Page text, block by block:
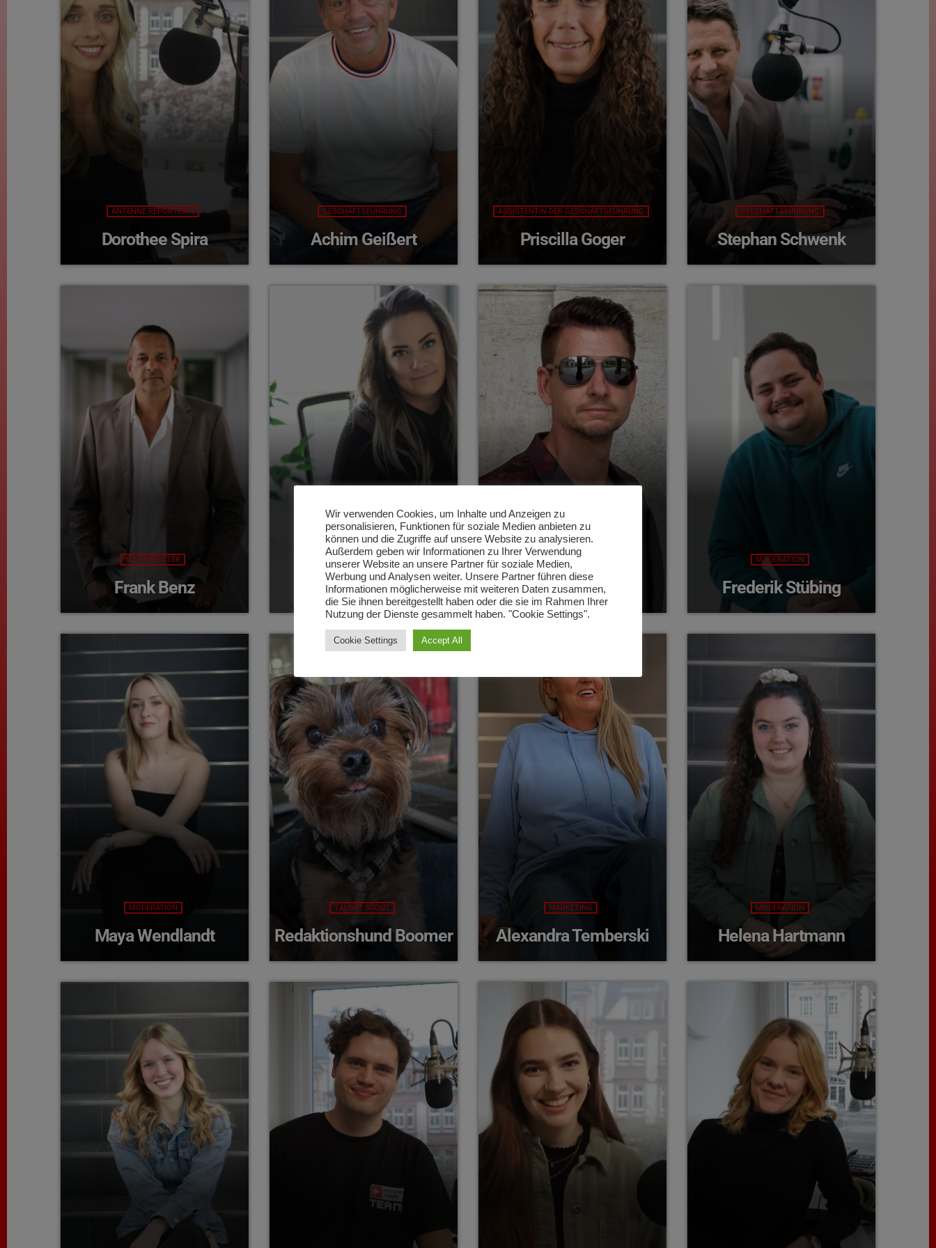
ANTENNE REPORTERIN
Dorothee Spira
GESCHÄFTSFÜHRUNG
Achim Geißert
ASSISTENTIN DER GESCHÄFTSFÜHRUNG
Priscilla Goger
GESCHÄFTSFÜHRUNG
Stephan Schwenk
MEDIABERATER
Frank Benz
VERTRIEB
Janine Spindler Enrico Ostendorf
MODERATION
Frederik Stübing
MODERATION
Maya Wendlandt
TALENT SCOUT
Redaktionshund Boomer
MARKETING
Alexandra Temberski
MODERATION
Helena Hartmann
Wir verwenden Cookies, um Inhalte und Anzeigen zu
personalisieren, Funktionen für soziale Medien anbieten zu
können und die Zugriffe auf unsere Website zu analysieren.
Außerdem geben wir Informationen zu Ihrer Verwendung
unserer Website an unsere Partner für soziale Medien,
Werbung und Analysen weiter. Unsere Partner führen diese
Informationen möglicherweise mit weiteren Daten zusammen,
die Sie ihnen bereitgestellt haben oder die sie im Rahmen Ihrer
Nutzung der Dienste gesammelt haben. "Cookie Settings".
Cookie Settings Accept All